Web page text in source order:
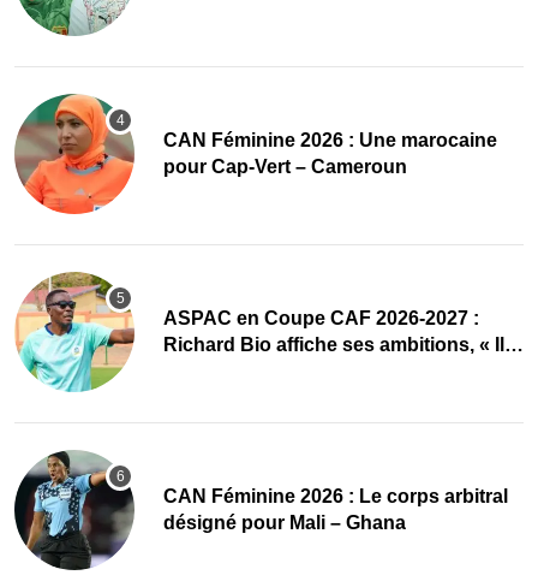
‎CAN Féminine 2026 : Une marocaine
pour Cap-Vert – Cameroun
ASPAC en Coupe CAF 2026-2027 :
Richard Bio affiche ses ambitions, « Il
‎CAN Féminine 2026 : Le corps arbitral
désigné pour Mali – Ghana